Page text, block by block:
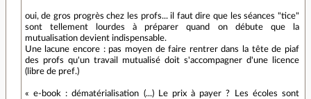
oui, de gros progrès chez les profs... il faut dire que les séances "tice"
sont tellement lourdes à préparer quand on débute que la
mutualisation devient indispensable.
Une lacune encore : pas moyen de faire rentrer dans la tête de piaf
des profs qu'un travail mutualisé doit s'accompagner d'une licence
(libre de pref.)
« e-book : dématérialisation (...) Le prix à payer ? Les écoles sont